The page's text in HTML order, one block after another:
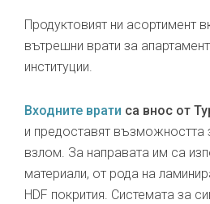
Продуктовият ни асортимент
вътрешни врати за
институции.
Входните врати са внос от
и предоставят
взлом. За направата им са
материали, от рода на
HDF покрития. Системата за